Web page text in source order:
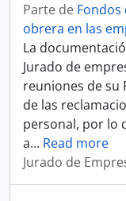
Parte de
obrera en las
La
Jurado de
reuniones de su
de las
personal, por lo
a… Read more
Jurado de